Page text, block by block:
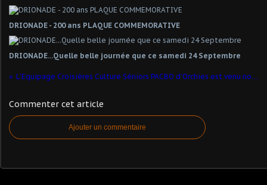
DRIONADE - 200 ans PLAQUE COMMEMORATIVE
DRIONADE...Quelle belle journée que ce samedi 24 Septembre
L'Equipage Croisières Culture Séniors PACBO d'Orchies est venu nous rendre visite ce 30 septembre 2019
Commenter cet article
Ajouter un commentaire